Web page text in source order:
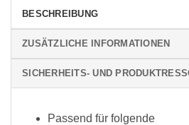
BESCHREIBUNG
ZUSÄTZLICHE INFORMATIONEN
SICHERHEITS- UND
Passend für folgende